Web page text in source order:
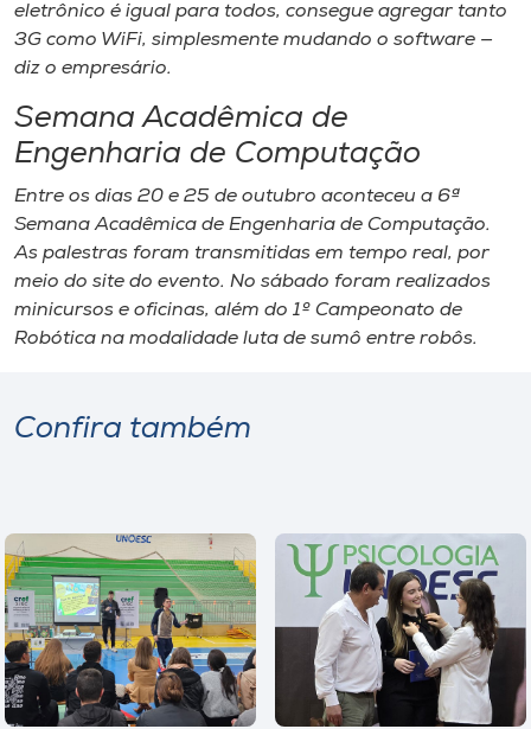
eletrônico é igual para todos, consegue agregar tanto
3G como WiFi, simplesmente mudando o software —
diz o empresário.
Semana Acadêmica de
Engenharia de Computação
Entre os dias 20 e 25 de outubro aconteceu a 6ª
Semana Acadêmica de Engenharia de Computação.
As palestras foram transmitidas em tempo real, por
meio do site do evento. No sábado foram realizados
minicursos e oficinas, além do 1º Campeonato de
Robótica na modalidade luta de sumô entre robôs.
Confira também